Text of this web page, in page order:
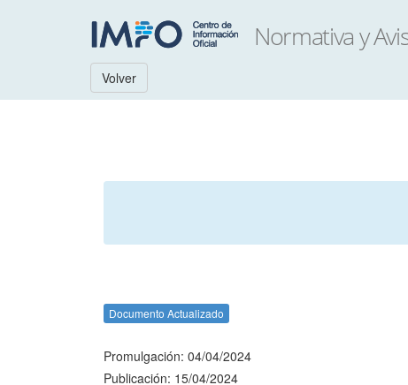
Volver
Documento Actualizado
Promulgación: 04/04/2024
Publicación: 15/04/2024